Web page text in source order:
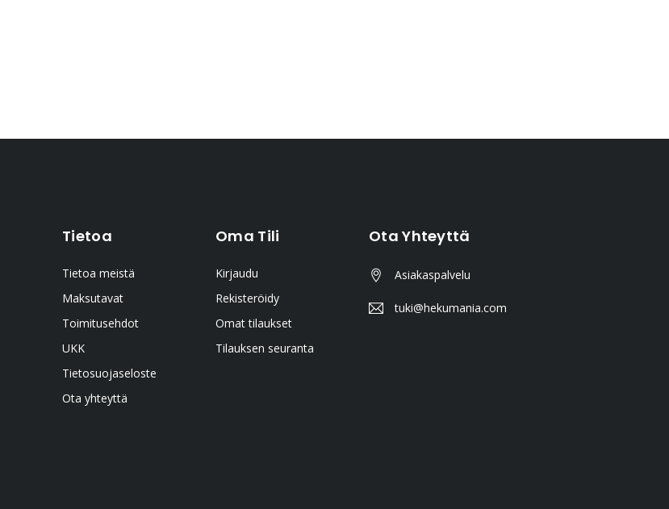
Tietoa
Tietoa meistä
Maksutavat
Toimitusehdot
UKK
Tietosuojaseloste
Ota yhteyttä
Oma Tili
Kirjaudu
Rekisteröidy
Omat tilaukset
Tilauksen seuranta
Ota Yhteyttä
Asiakaspalvelu
tuki@hekumania.com